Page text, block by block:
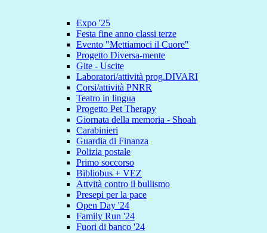
Expo '25
Festa fine anno classi terze
Evento "Mettiamoci il Cuore"
Progetto Diversa-mente
Gite - Uscite
Laboratori/attività prog.DIVARI
Corsi/attività PNRR
Teatro in lingua
Progetto Pet Therapy
Giornata della memoria - Shoah
Carabinieri
Guardia di Finanza
Polizia postale
Primo soccorso
Bibliobus + VEZ
Attvità contro il bullismo
Presepi per la pace
Open Day '24
Family Run '24
Fuori di banco '24